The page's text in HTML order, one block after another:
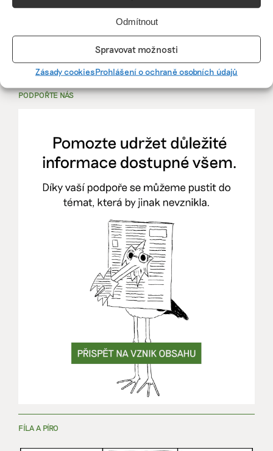
Odmítnout
Spravovat možnosti
Zásady cookiesProhlášení o ochraně osobních údajů
Více naEkoJobs>
PODPOŘTE NÁS
FÍLA A PÍRO